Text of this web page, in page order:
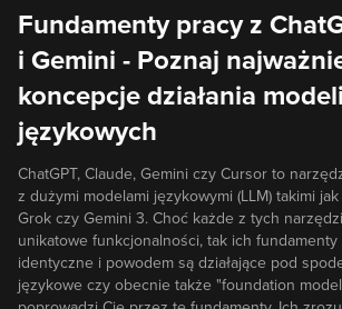
Fundamenty pracy z
i Gemini - Poznaj
koncepcje działania modeli
językowych
ChatGPT, Claude, Gemini czy Cursor to
z dużymi modelami językowymi (LLM) takimi jak
Grok czy Gemini 3. Choć każde z tych
unikatowe funkcjonalności, tak ich fundamenty
identyczne i powodem są działające pod
językowe czy obecnie także "foundation